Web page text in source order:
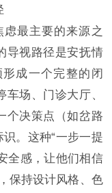
最主要的来源之
导视路径是安抚情
成一个完整的闭
场、门诊大厅、
个决策点（如岔路
。这种“一步一提
全感，让他们相信
保持设计风格、色